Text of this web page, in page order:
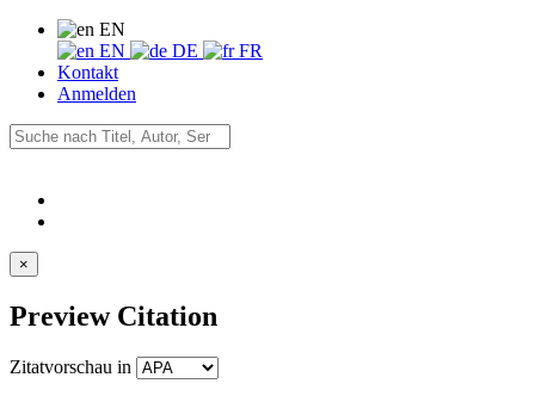
EN
EN
DE
FR
Kontakt
Anmelden
×
Preview Citation
Zitatvorschau in